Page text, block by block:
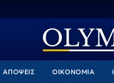
ΑΠΟΨΕΙΣ ΟΙΚΟΝΟΜΙΑ